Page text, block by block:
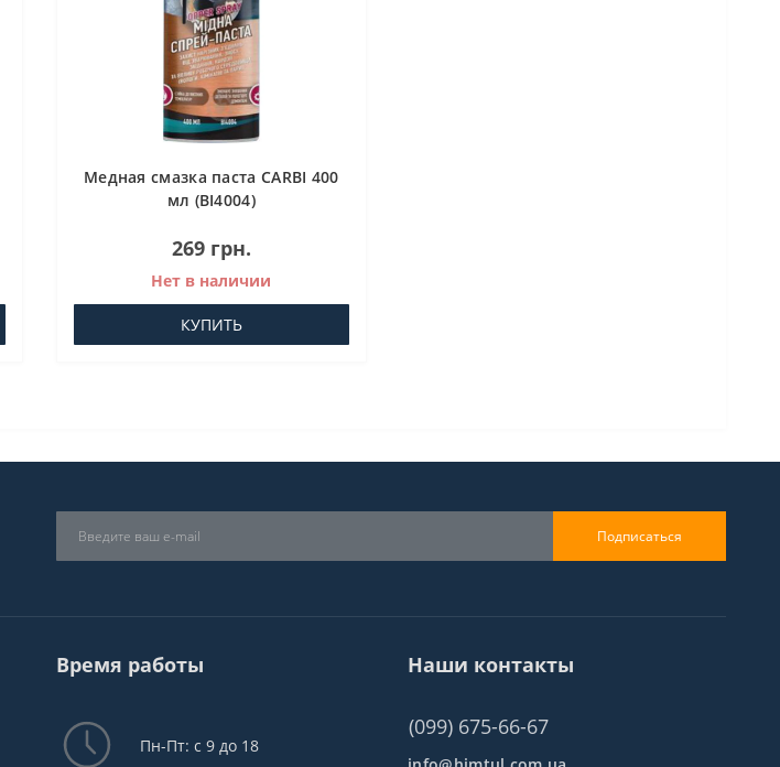
Медная смазка паста CARBI 400
мл (BI4004)
269 грн.
Нет в наличии
КУПИТЬ
Подписаться
Время работы
Пн-Пт: с 9 до 18
Наши контакты
(099) 675-66-67